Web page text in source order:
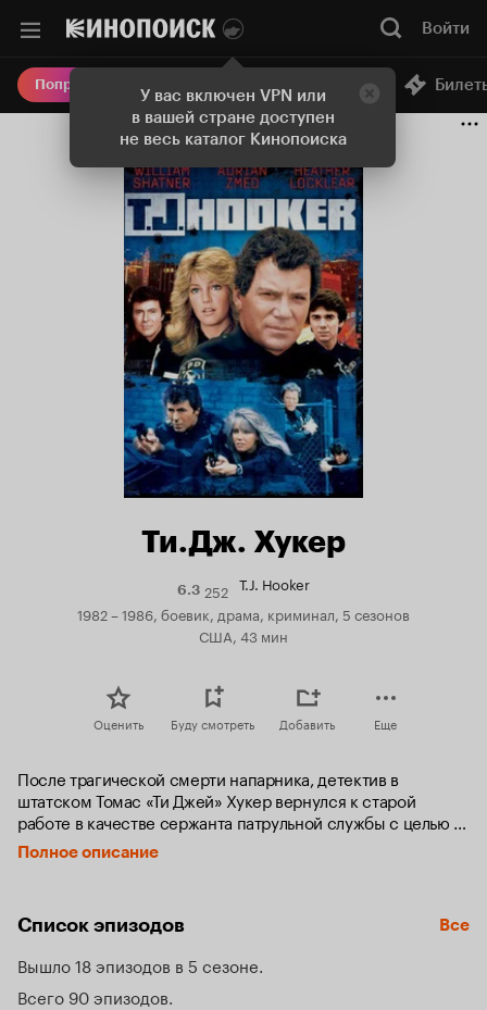
У вас включен VPN или
в вашей стране доступен
не весь каталог Кинопоиска
Войти
Попробовать Плюс Онлайн-кинотеатр
Ти.Дж. Хукер
6.3Рейтинг
6.3
252 T.J. Hooker
1982 – 1986, боевик, драма, криминал, 5 сезонов
США, 43 мин
Оценить Буду смотреть Добавить Еще
После трагической смерти напарника, детектив в
штатском Томас «Ти Джей» Хукер вернулся к старой
работе в качестве сержанта патрульной службы с целью
избавить улицы от подонков вроде виновных в смерти
товарища. Хукеру поручили обучать новичков в академии,
гораздо младше его по возрасту напарником, Хукер
уровне общения. Возрастные различия стали ключом к
отличной работе, пара быстро стала верными друзьями и
Полное описание
Список эпизодов Все
Вышло 18 эпизодов в 5 сезоне
Всего 90 эпизодов